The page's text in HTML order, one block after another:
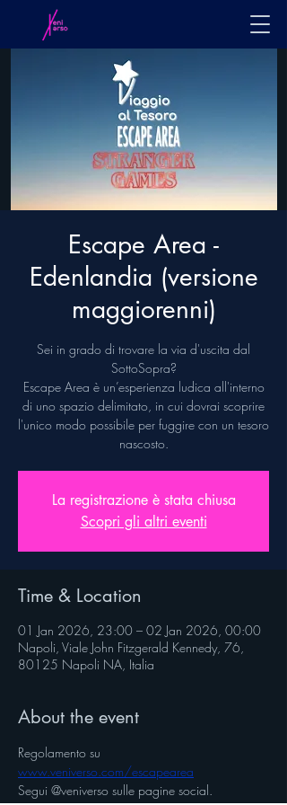
Escape Area -
Edenlandia (versione
maggiorenni)
Sei in grado di trovare la via d'uscita dal
SottoSopra?
Escape Area è un’esperienza ludica all'interno
di uno spazio delimitato, in cui dovrai scoprire
l'unico modo possibile per fuggire con un tesoro
nascosto.
La registrazione è stata chiusa
Scopri gli altri eventi
Time & Location
01 Jan 2026, 23:00 – 02 Jan 2026, 00:00
Napoli, Viale John Fitzgerald Kennedy, 76,
80125 Napoli NA, Italia
About the event
Regolamento su
www.veniverso.com/escapearea
Segui @veniverso sulle pagine social.